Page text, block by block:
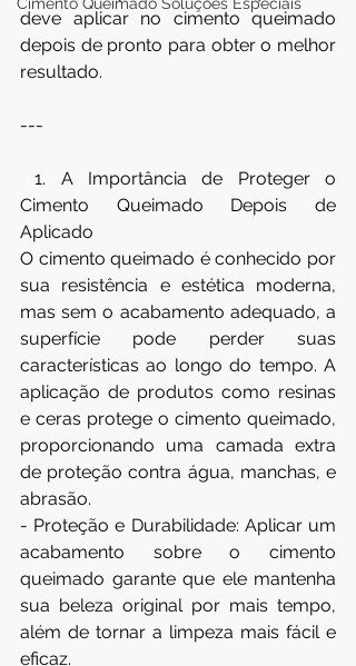
deve aplicar no cimento queimado
depois de pronto para obter o melhor
resultado.
---
1. A Importância de Proteger o
Cimento Queimado Depois de
Aplicado
O cimento queimado é conhecido por
sua resistência e estética moderna,
mas sem o acabamento adequado, a
superfície pode perder suas
características ao longo do tempo. A
aplicação de produtos como resinas
e ceras protege o cimento queimado,
proporcionando uma camada extra
de proteção contra água, manchas, e
abrasão.
- Proteção e Durabilidade: Aplicar um
acabamento sobre o cimento
queimado garante que ele mantenha
sua beleza original por mais tempo,
além de tornar a limpeza mais fácil e
eficaz.